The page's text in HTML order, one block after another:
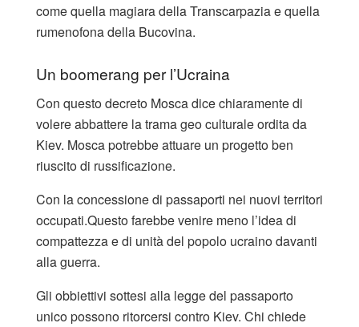
come quella magiara della Transcarpazia e quella
rumenofona della Bucovina.
Un boomerang per l’Ucraina
Con questo decreto Mosca dice chiaramente di
volere abbattere la trama geo culturale ordita da
Kiev. Mosca potrebbe attuare un progetto ben
riuscito di russificazione.
Con la concessione di passaporti nei nuovi territori
occupati.Questo farebbe venire meno l’idea di
compattezza e di unità del popolo ucraino davanti
alla guerra.
Gli obbiettivi sottesi alla legge del passaporto
unico possono ritorcersi contro Kiev. Chi chiede